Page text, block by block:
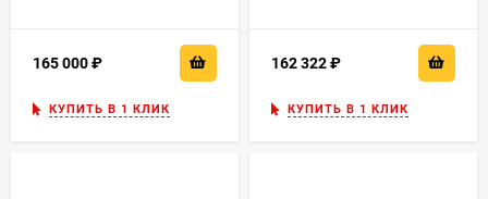
165 000
КУПИТЬ В 1 КЛИК
162 322
КУПИТЬ В 1 КЛИК